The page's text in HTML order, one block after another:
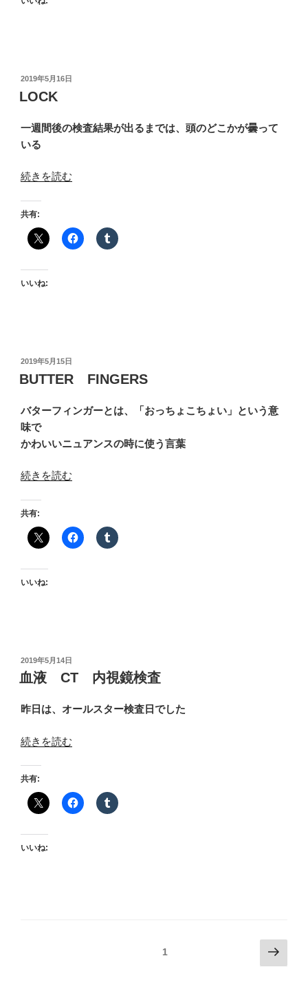
投
稿
日:
2019年5月16日
LOCK
一週間後の検査結果が出るまでは、頭のどこかが曇って
いる
“LOCK”
続きを読む
共有:
いいね:
投
稿
日:
2019年5月15日
BUTTER FINGERS
バターフィンガーとは、「おっちょこちょい」という意
味で
かわいいニュアンスの時に使う言葉
“BUTTER
の
続きを読む
共有:
いいね:
投
稿
日:
2019年5月14日
血液 CT 内視鏡検査
昨日は、オールスター検査日でした
“血
CT
視
続きを読む
共有:
いいね:
1
次
の